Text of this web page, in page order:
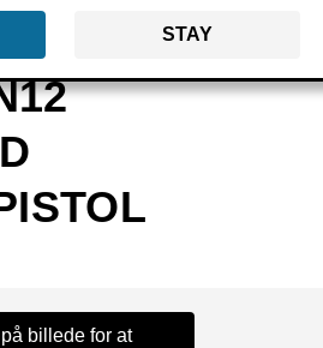
STAY
billede for at